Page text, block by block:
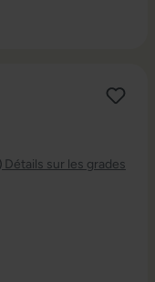
Détails sur les grades